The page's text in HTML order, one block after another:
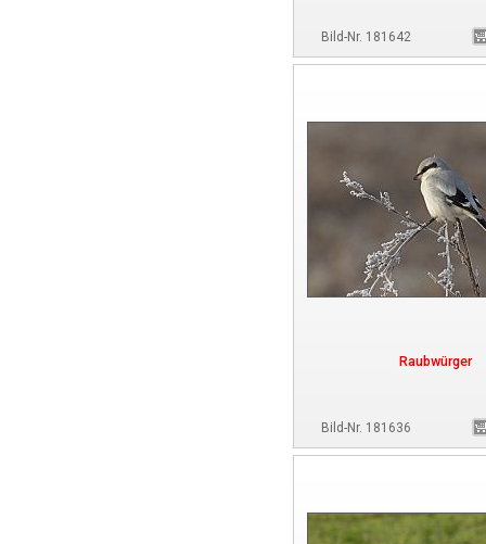
Bild-Nr. 181642
Raubwürger
Bild-Nr. 181636